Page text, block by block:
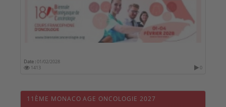
Date :01/02/2028
1413
0
11ÈME MONACO AGE ONCOLOGIE 2027